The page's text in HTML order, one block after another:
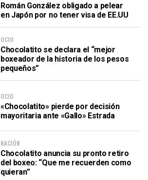
Román González obligado a pelear
en Japón por no tener visa de EE.UU
OCIO
Chocolatito se declara el “mejor
boxeador de la historia de los pesos
pequeños”
OCIO
«Chocolatito» pierde por decisión
mayoritaria ante «Gallo» Estrada
NACIÓN
Chocolatito anuncia su pronto retiro
del boxeo: “Que me recuerden como
quieran”